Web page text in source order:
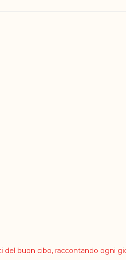
del buon cibo, raccontando ogni